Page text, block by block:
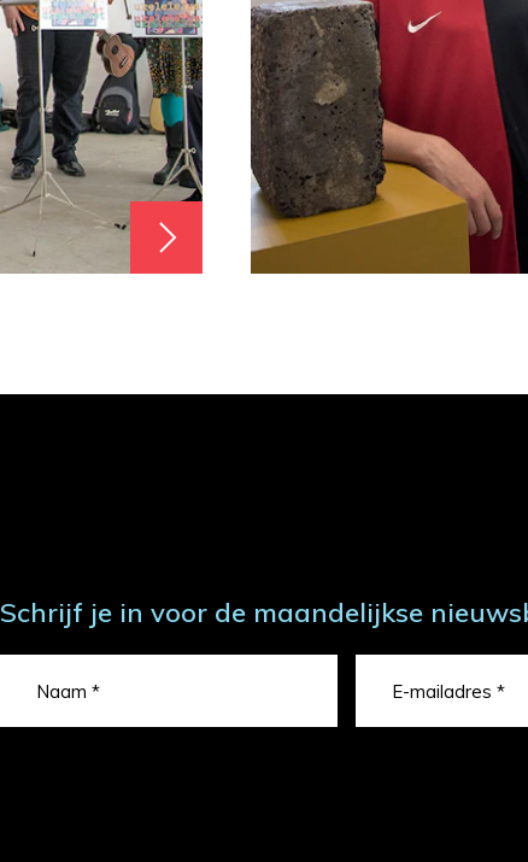
Schrijf je in voor de maandelijkse